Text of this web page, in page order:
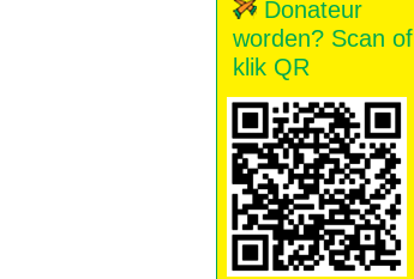
Donateur
worden? Scan of
klik QR